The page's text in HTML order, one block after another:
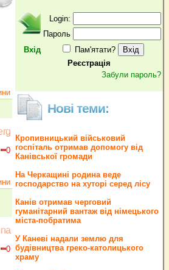
0
0
Вхід
Login:
Пароль
Пам'ятати?
Реєстрація
Забули пароль?
Нові теми:
Кропивницький військовий
госпіталь отримав допомогу від
Канівської громади
На Черкащині родина веде
господарство на хуторі серед лісу
Канів отримав черговий
гуманітарний вантаж від німецького
міста-побратима
У Каневі надали землю для
будівництва греко‐католицького
храму